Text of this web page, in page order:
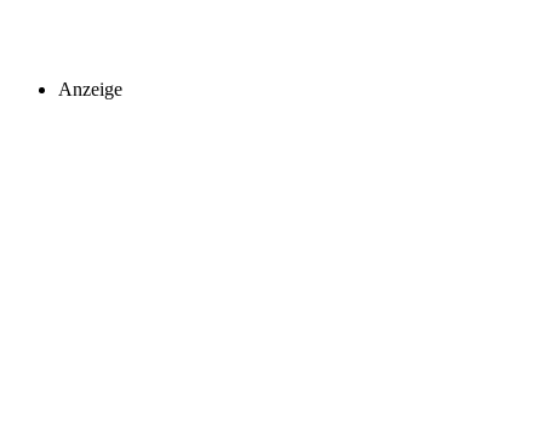
Anzeige